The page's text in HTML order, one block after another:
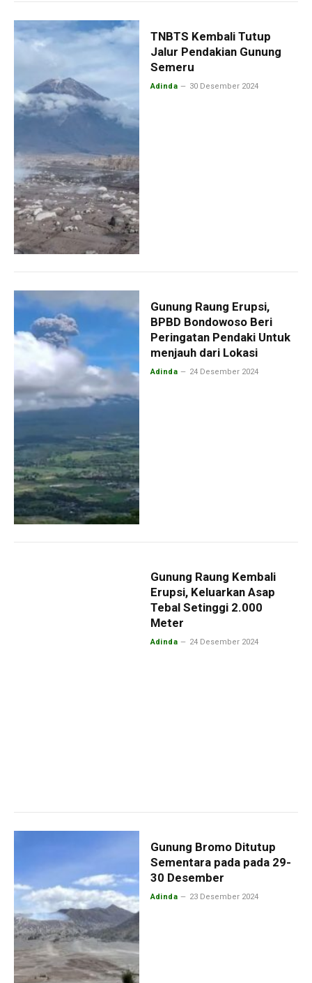
TNBTS Kembali Tutup
Jalur Pendakian Gunung
Semeru
Adinda 30 Desember 2024
Gunung Raung Erupsi,
BPBD Bondowoso Beri
Peringatan Pendaki Untuk
menjauh dari Lokasi
Adinda 24 Desember 2024
Gunung Raung Kembali
Erupsi, Keluarkan Asap
Tebal Setinggi 2.000
Meter
Adinda 24 Desember 2024
Gunung Bromo Ditutup
Sementara pada pada 29-
30 Desember
Adinda 23 Desember 2024